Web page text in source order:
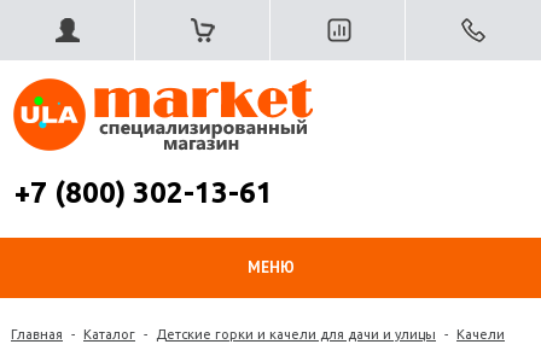
+7 (800) 302-13-61
МЕНЮ
Главная - Каталог - Детские горки и качели для дачи и улицы - Качели